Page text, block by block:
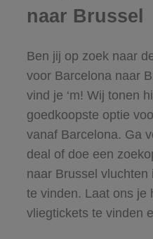
naar Brussel
Ben jij op zoek naar
voor Barcelona naar
vind je ‘m! Wij tonen
goedkoopste optie
vanaf Barcelona. Ga
deal of doe een
naar Brussel
te vinden. Laat ons je
vliegtickets te vinden